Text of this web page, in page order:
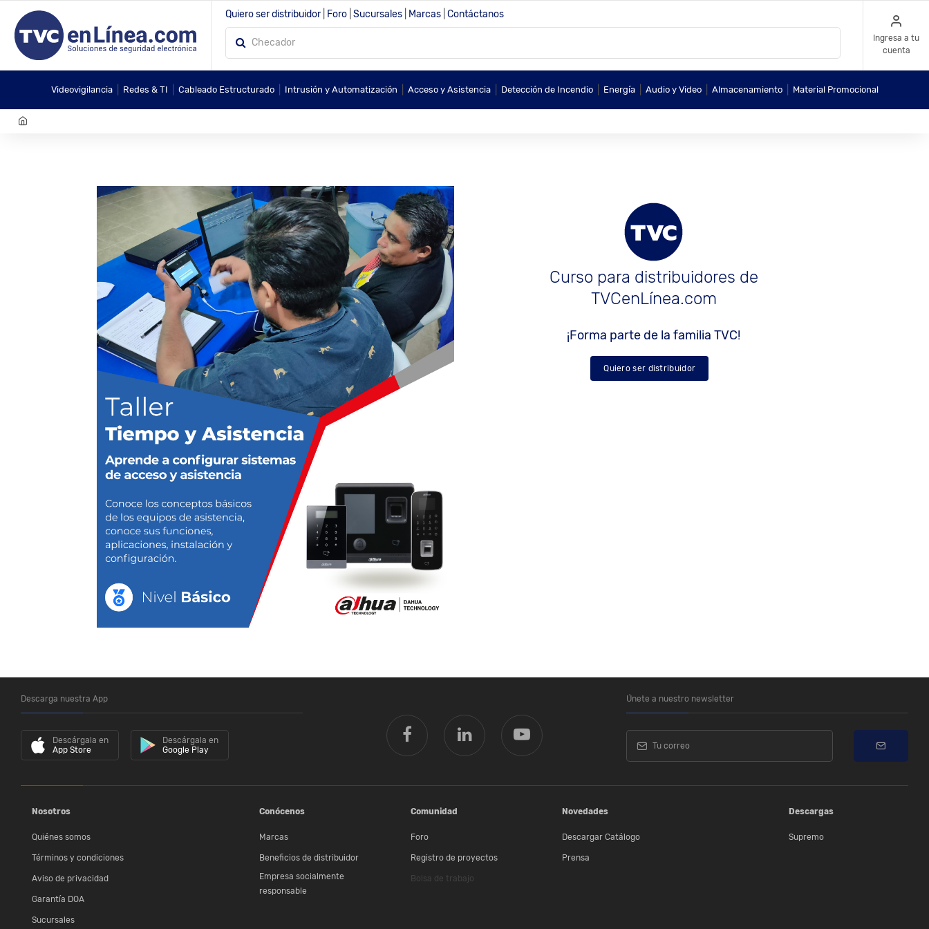
Quiero ser distribuidor Foro Sucursales Marcas Contáctanos
Ingresa a tu
cuenta
Videovigilancia Redes & TI Cableado Estructurado Intrusión y Automatización Acceso y Asistencia Detección de Incendio Energía Audio y Video Almacenamiento Material Promocional
Curso para distribuidores de
TVCenLínea.com
¡Forma parte de la familia TVC!
Quiero ser distribuidor
Descarga nuestra App
Descárgala en
App Store
Descárgala en
Google Play
Únete a nuestro newsletter
Nosotros
Quiénes somos
Términos y condiciones
Aviso de privacidad
Garantía DOA
Sucursales
Conócenos
Marcas
Beneficios de distribuidor
Empresa socialmente
responsable
Comunidad
Foro
Registro de proyectos
Bolsa de trabajo
Novedades
Descargar Catálogo
Prensa
Descargas
Supremo